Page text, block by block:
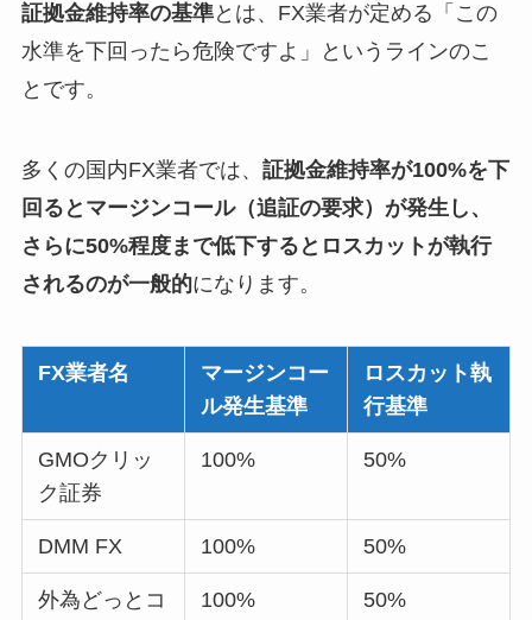
証拠金維持率の基準とは、FX業者が定める「この
水準を下回ったら危険ですよ」というラインのこ
とです。
多くの国内FX業者では、 証拠金維持率が100%を下
回るとマージンコール（追証の要求）が発生し、
さらに50%程度まで低下するとロスカットが執行
されるのが一般的になります。
FX業者名
マージンコー
ル発生基準
ロスカット執
行基準
GMOクリッ
ク証券
100% 50%
DMM FX 100% 50%
外為どっとコ
100% 50%